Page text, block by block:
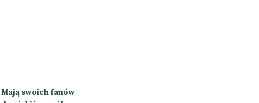
swoich fanów